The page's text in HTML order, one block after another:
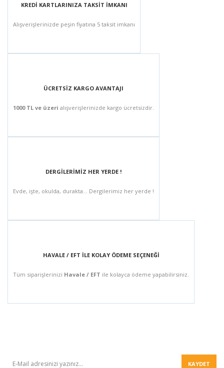
KREDİ KARTLARINIZA TAKSİT İMKANI
Alışverişlerinizde peşin fiyatına 5 taksit imkanı
ÜCRETSİZ KARGO AVANTAJI
1000 TL ve üzeri alışverişlerinizde kargo ücretsizdir.
DERGİLERİMİZ HER YERDE !
Evde, işte, okulda, durakta... Dergilerimiz her yerde !
HAVALE / EFT İLE KOLAY ÖDEME SEÇENEĞİ
Tüm siparişlerinizi Havale / EFT ile kolayca ödeme yapabilirsiniz.
KAYDET